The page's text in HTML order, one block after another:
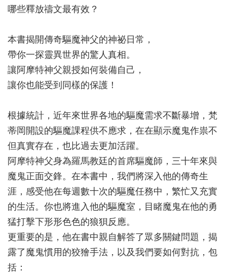
哪些釋放禱文最有效？
本書揭開傳奇驅魔神父的神祕日常，
帶你一探靈異世界的驚人真相。
讓阿摩特神父親授如何裝備自己，
讓你也能受到同樣的保護！
根據統計，近年來世界各地的驅魔需求不斷暴增，梵
蒂岡開設的驅魔課程供不應求，在在顯示魔鬼作祟不
但真實存在，也比過去更加活躍。
阿摩特神父身為羅馬教廷的首席驅魔師，三十年來與
魔鬼正面交鋒。在本書中，我們將深入他的傳奇生
涯，感受他在每週數十次的驅魔任務中，繁忙又充實
的生活。你也將進入他的驅魔室，目睹魔鬼在他的勇
猛打擊下形形色色的狼狽反應。
更重要的是，他在書中親自解答了眾多關鍵問題，揭
露了魔鬼慣用的狡獪手法，以及我們要如何對抗，包
括：